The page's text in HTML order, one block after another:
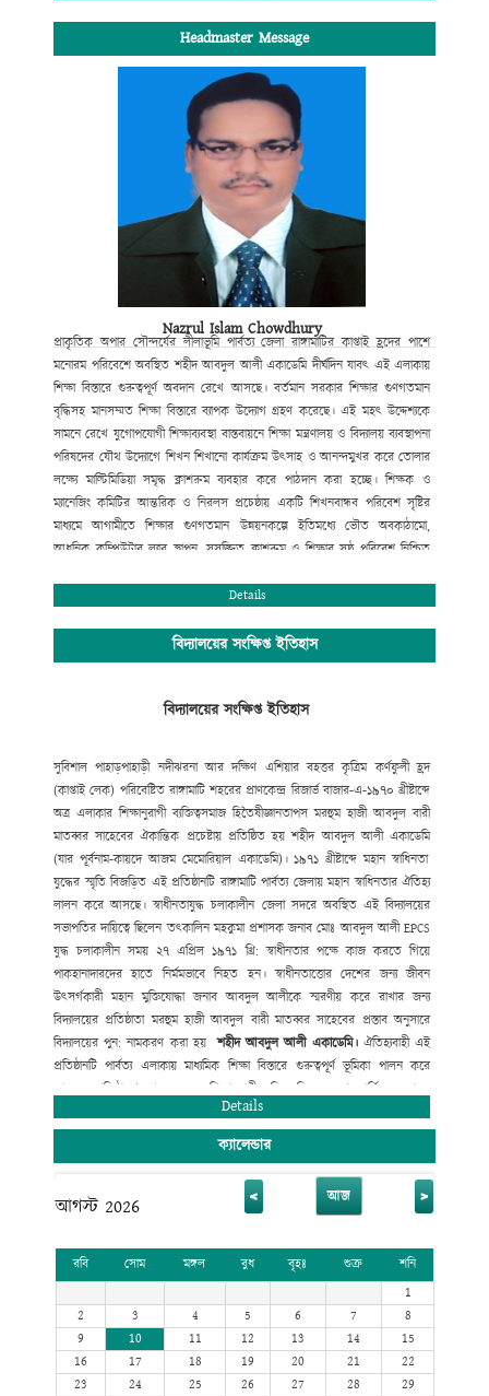
Headmaster Message
Nazrul Islam Chowdhury
প্রাকৃতিক অপার সৌন্দর্যের লীলাভূমি পার্বত্য জেলা রাঙ্গামাটির কাপ্তাই হ্রদের পাশে
মনোরম পরিবেশে অবস্থিত শহীদ আবদুল আলী একাডেমি দীর্ঘদিন যাবৎ এই এলাকায়
শিক্ষা বিস্তারে গুরুত্বপূর্ণ অবদান রেখে আসছে। বর্তমান সরকার শিক্ষার গুণগতমান
বৃদ্ধিসহ মানসম্মত শিক্ষা বিস্তারে ব্যাপক উদ্যোগ গ্রহণ করেছে। এই মহৎ উদ্দেশ্যকে
সামনে রেখে যুগোপযোগী শিক্ষাব্যবস্থা বাস্তবায়নে শিক্ষা মন্ত্রণালয় ও বিদ্যালয় ব্যবস্থাপনা
পরিষদের যৌথ উদ্যোগে শিখন শিখানো কার্যক্রম উৎসাহ ও আনন্দমুখর করে তোলার
লক্ষ্যে মাল্টিমিডিয়া সমৃদ্ধ ক্লাশরুম ব্যবহার করে পাঠদান করা হচ্ছে। শিক্ষক ও
ম্যানেজিং কমিটির আন্তরিক ও নিরলস প্রচেষ্ঠায় একটি শিখনবান্ধব পরিবেশ সৃষ্টির
মাধ্যমে আগামীতে শিক্ষার গুণগতমান উন্নয়নকল্পে ইতিমধ্যে ভৌত অবকাঠামো,
আধুনিক কম্পিউটার ল্যাব স্থাপন,সুসজ্জিত ক্লাশরুম ও শিক্ষার সুষ্ঠু পরিবেশ নিশ্চিত
মানসিক বিকাশে বিভিন্ন পদক্ষেপ ক্রমান্নয়ে বাস্তবায়ন করা হচ্ছে। বিদ্যালয়টি
প্রতিষ্ঠাতা বিশিষ্ট সমাজ সেবক শ্রদ্ধেয় মরহুম হাজী আবদুল বারী
কৃতি সন্তান হাজী মোঃ মুছা মাতব্বর (আজীবন দাতা সদস্য) বিদ্যালয় পরিচালনা
,শিক্ষার্থীদের সুযোগ-সুবিধা বৃদ্ধি
JSC
তে ধারাবাহিক উন্নয়ন
বিদ্যমান। সহপাঠক্রমিক কার্যক্রমে (ক্রীড়া ও
সংস্কৃতিতে) রয়েছে অত্র
বিদ্যালয়ের দীর্ঘ দিনের ঐতিহ্য।
Details
বিদ্যালয়ের সংক্ষিপ্ত ইতিহাস
বিদ্যালয়ের সংক্ষিপ্ত ইতিহাস
সুবিশাল পাহাড়পাহাড়ী নদীঝরনা আর দক্ষিণ এশিয়ার বহত্তর কৃত্রিম কর্ণফুলী হ্রদ
(কাপ্তাই লেক) পরিবেষ্টিত রাঙ্গামাটি শহরের প্রাণকেন্দ্র রিজার্ভ বাজার-এ-১৯৭০ খ্রীষ্টাব্দে
অত্র এলাকার শিক্ষানুরাগী ব্যক্তিত্বসমাজ হিতৈষীজ্ঞানতাপস মরহুম হাজী আবদুল বারী
মাতব্বর সাহেবের ঐকান্তিক প্রচেষ্টায় প্রতিষ্ঠিত হয় শহীদ আবদুল আলী একাডেমি
(যার পূর্বনাম-কায়দে আজম মেমোরিয়াল একাডেমি)। ১৯৭১ খ্রীষ্টাব্দে মহান স্বাধিনতা
যুদ্ধের স্মৃতি বিজড়িত এই প্রতিষ্ঠানটি রাঙ্গামাটি পার্বত্য জেলায় মহান স্বাধিনতার ঐতিহ্য
লালন করে আসছে। স্বাধীনতাযুদ্ধ চলাকালীন জেলা সদরে অবস্থিত এই বিদ্যালয়ের
সভাপতির দায়িত্বে ছিলেন তৎকালিন মহকুমা প্রশাসক জনাব মোঃ আবদুল আলীEPCS
যুদ্ধ চলাকালীন সময় ২৭ এপ্রিল ১৯৭১ খ্রি: স্বাধীনতার পক্ষে কাজ করতে গিয়ে
পাকহানাদারদের হাতে নির্মমভাবে নিহত হন। স্বাধীনতাত্তোর দেশের জন্য জীবন
উৎসর্গকারী মহান মুক্তিযোদ্ধা জনাব আবদুল আলীকে স্মরণীয় করে রাখার জন্য
বিদ্যালয়ের প্রতিষ্ঠাতা মরহুম হাজী আবদুল বারী মাতব্বর সাহেবের প্রস্তাব অনুসারে
বিদ্যালয়ের পুন: নামকরণ করা হয়
শহীদ আবদুল আলী একাডেমি। ঐতিহ্যবাহী এই
প্রতিষ্ঠানটি পার্বত্য এলাকায় মাধ্যমিক শিক্ষা বিস্তারে গুরুত্বপূর্ণ ভূমিকা পালন করে
আসছে। প্রতিষ্ঠালগ্ন থেকে অনেক শিক্ষানুরাগী
ব্যক্তিত্ব নিজেদের শ্রম আর্থিক অনুদান
বিদ্যালয়টিকে মহীরূহে রূপান্তরিত করেছে।
Details
ক্যালেন্ডার
আগস্ট 2026 < আজ >
রবি সোম মঙ্গল বুধ বৃহঃ শুক্র
শনি
1
2
3 4 5 6 7
8
9
10 11 12 13 14
15
16
17 18 19 20 21
22
23
24 25 26 27 28
29